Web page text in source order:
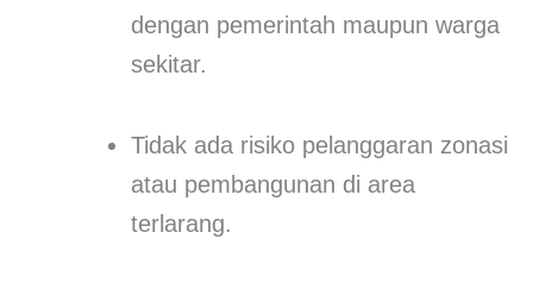
dengan pemerintah maupun warga
sekitar.
Tidak ada risiko pelanggaran zonasi
atau pembangunan di area
terlarang.